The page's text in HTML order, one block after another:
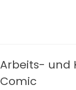
Arbeits- und
Comic